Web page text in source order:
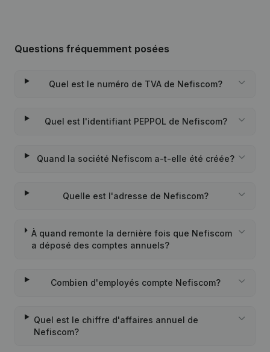
Questions fréquemment posées
Quel est le numéro de TVA de Nefiscom?
Quel est l'identifiant PEPPOL de Nefiscom?
Quand la société Nefiscom a-t-elle été créée?
Quelle est l'adresse de Nefiscom?
À quand remonte la dernière fois que Nefiscom
a déposé des comptes annuels?
Combien d'employés compte Nefiscom?
Quel est le chiffre d'affaires annuel de
Nefiscom?